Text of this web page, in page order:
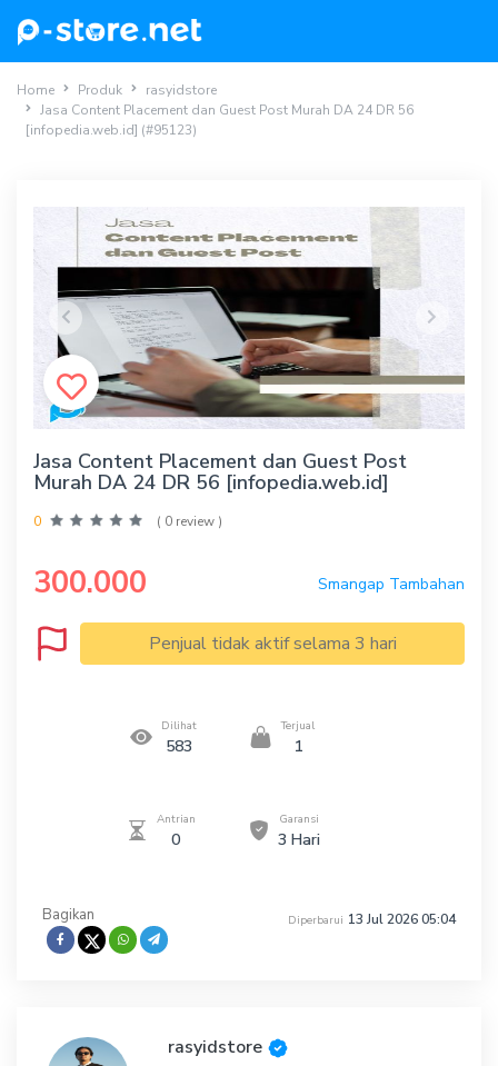
Home Produk
rasyidstore
Jasa Content Placement dan Guest Post Murah DA 24 DR 56
[infopedia.web.id] (#95123)
Previous Next
Jasa Content Placement dan Guest Post
Murah DA 24 DR 56 [infopedia.web.id]
0 ( 0 review )
300.000 Smangap Tambahan
Penjual tidak aktif selama 3 hari
Dilihat
583
Terjual
1
Antrian
0
Garansi
3 Hari
Bagikan Diperbarui 13 Jul 2026 05:04
rasyidstore